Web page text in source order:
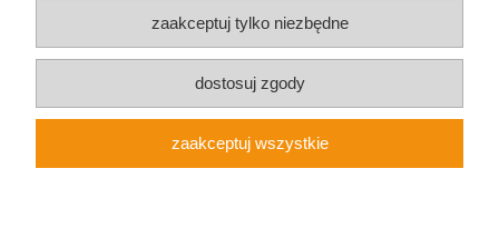
Copyright © 2024 coins.com.pl
zaakceptuj tylko niezbędne
dostosuj zgody
zaakceptuj wszystkie